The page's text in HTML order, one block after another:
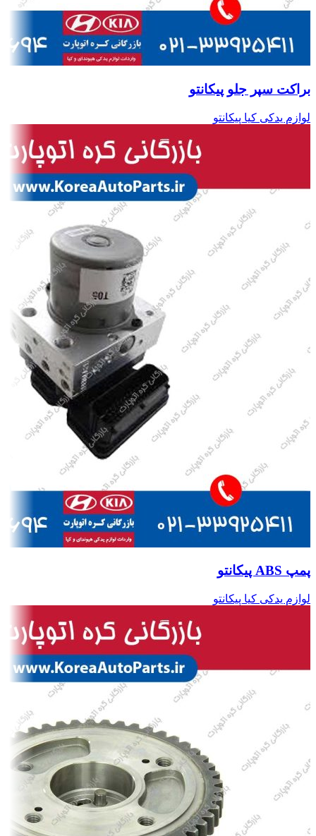
براکت سپر جلو پیکانتو
لوازم یدکی کیا پیکانتو
پمپ ABS پیکانتو
لوازم یدکی کیا پیکانتو